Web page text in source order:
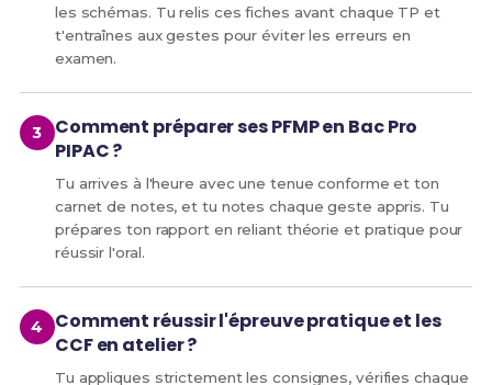
les schémas. Tu relis ces fiches avant chaque TP et
t'entraînes aux gestes pour éviter les erreurs en
examen.
Comment préparer ses PFMP en Bac Pro
PIPAC ?
Tu arrives à l'heure avec une tenue conforme et ton
carnet de notes, et tu notes chaque geste appris. Tu
prépares ton rapport en reliant théorie et pratique pour
réussir l'oral.
Comment réussir l'épreuve pratique et les
CCF en atelier ?
Tu appliques strictement les consignes, vérifies chaque